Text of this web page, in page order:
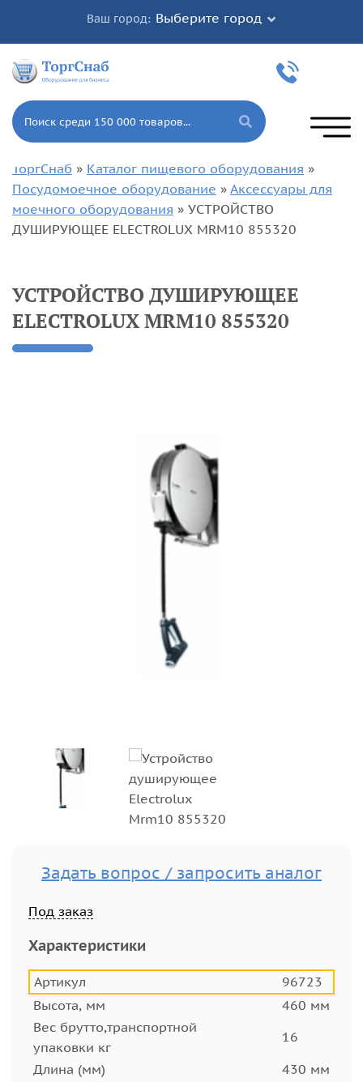
Ваш город: Выберите город
ТоргСнаб » Каталог пищевого оборудования »
Посудомоечное оборудование » Аксессуары для
моечного оборудования » УСТРОЙСТВО
ДУШИРУЮЩЕЕ ELECTROLUX MRM10 855320
УСТРОЙСТВО ДУШИРУЮЩЕЕ
ELECTROLUX MRM10 855320
Задать вопрос / запросить аналог
Под заказ
Характеристики
Артикул
96723
Высота, мм
460 мм
Вес брутто,транспортной
упаковки кг
16
Длина (мм)
430 мм